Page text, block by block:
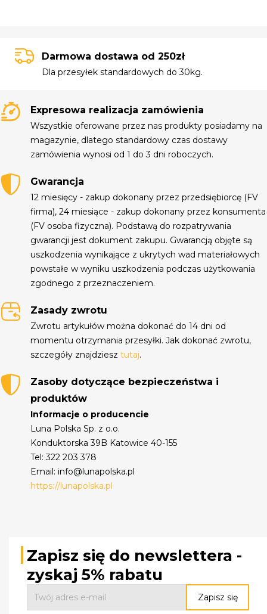
Darmowa dostawa od 250zł
Dla przesyłek standardowych do 30kg.
Expresowa realizacja zamówienia
Wszystkie oferowane przez nas produkty posiadamy na
magazynie, dlatego standardowy czas dostawy
zamówienia wynosi od 1 do 3 dni roboczych.
Gwarancja
12 miesięcy - zakup dokonany przez przedsiębiorcę (FV
firma), 24 miesiące - zakup dokonany przez konsumenta
(FV osoba fizyczna). Podstawą do rozpatrywania
gwarancji jest dokument zakupu. Gwarancją objęte są
uszkodzenia wynikające z ukrytych wad materiałowych
powstałe w wyniku uszkodzenia podczas użytkowania
zgodnego z przeznaczeniem.
Zasady zwrotu
Zwrotu artykułów można dokonać do 14 dni od
momentu otrzymania przesyłki. Jak dokonać zwrotu,
szczegóły znajdziesztutaj.
Zasoby dotyczące bezpieczeństwa i
produktów
Informacje o producencie
Luna Polska Sp. z o.o.
Konduktorska 39B Katowice 40-155
Tel: 322 203 378
Email: info@lunapolska.pl
https://lunapolska.pl
Zapisz się do newslettera -
zyskaj 5% rabatu